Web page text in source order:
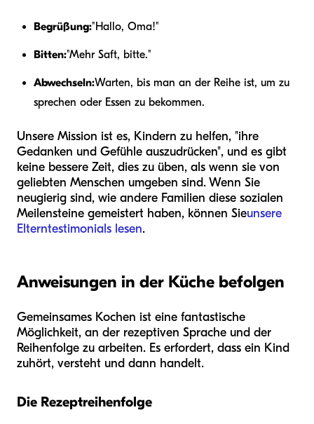
Begrüßung:"Hallo, Oma!"
Bitten:"Mehr Saft, bitte."
Abwechseln:Warten, bis man an der Reihe ist, um zu
sprechen oder Essen zu bekommen.
Unsere Mission ist es, Kindern zu helfen, "ihre
Gedanken und Gefühle auszudrücken", und es gibt
keine bessere Zeit, dies zu üben, als wenn sie von
geliebten Menschen umgeben sind. Wenn Sie
neugierig sind, wie andere Familien diese sozialen
Meilensteine gemeistert haben, können Sieunsere
Elterntestimonials lesen.
Anweisungen in der Küche befolgen
Gemeinsames Kochen ist eine fantastische
Möglichkeit, an der rezeptiven Sprache und der
Reihenfolge zu arbeiten. Es erfordert, dass ein Kind
zuhört, versteht und dann handelt.
Die Rezeptreihenfolge